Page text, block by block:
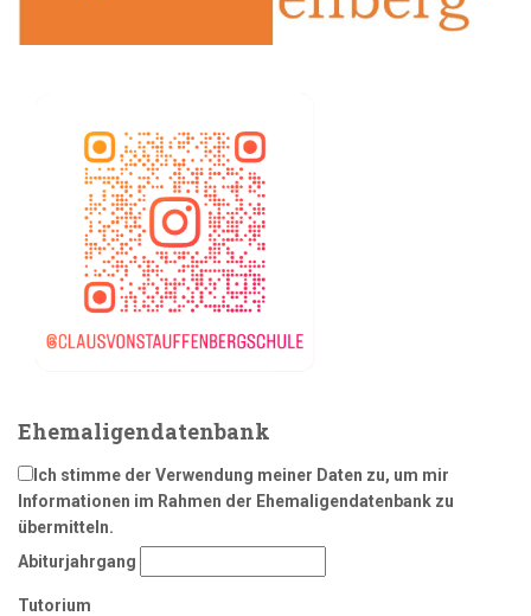
Ehemaligendatenbank
Ich stimme der Verwendung meiner Daten zu, um mir
Informationen im Rahmen der Ehemaligendatenbank zu
übermitteln.
Abiturjahrgang
Tutorium